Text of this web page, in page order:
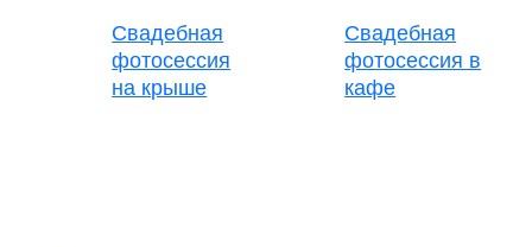
Свадебная
фотосессия
на крыше
Свадебная
фотосессия в
кафе